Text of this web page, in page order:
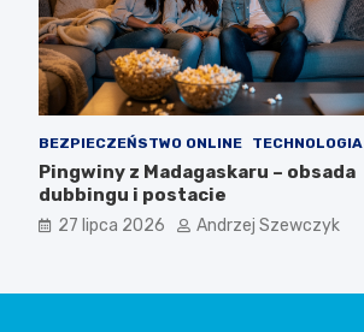
BEZPIECZEŃSTWO ONLINE TECHNOLOGIA
Pingwiny z Madagaskaru – obsada
dubbingu i postacie
27 lipca 2026 Andrzej Szewczyk